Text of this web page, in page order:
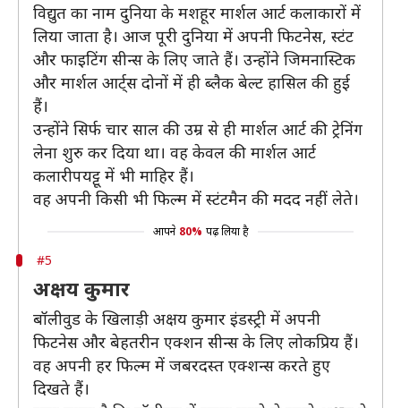
विद्युत का नाम दुनिया के मशहूर मार्शल आर्ट कलाकारों में
लिया जाता है। आज पूरी दुनिया में अपनी फिटनेस, स्टंट
और फाइटिंग सीन्स के लिए जाते हैं। उन्होंने जिमनास्टिक
और मार्शल आर्ट्स दोनों में ही ब्लैक बेल्ट हासिल की हुई
हैं।
उन्होंने सिर्फ चार साल की उम्र से ही मार्शल आर्ट की ट्रेनिंग
लेना शुरु कर दिया था। वह केवल की मार्शल आर्ट
कलारीपयट्टू में भी माहिर हैं।
वह अपनी किसी भी फिल्म में स्टंटमैन की मदद नहीं लेते।
आपने 80% पढ़ लिया है
#5
अक्षय कुमार
बॉलीवुड के खिलाड़ी अक्षय कुमार इंडस्ट्री में अपनी
फिटनेस और बेहतरीन एक्शन सीन्स के लिए लोकप्रिय हैं।
वह अपनी हर फिल्म में जबरदस्त एक्शन्स करते हुए
दिखते हैं।